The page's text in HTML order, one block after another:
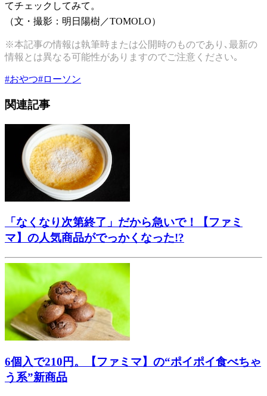
てチェックしてみて。
（文・撮影：明日陽樹／TOMOLO）
※本記事の情報は執筆時または公開時のものであり､最新の
情報とは異なる可能性がありますのでご注意ください｡
#おやつ#ローソン
関連記事
「なくなり次第終了」だから急いで！【ファミ
マ】の人気商品がでっかくなった!?
6個入で210円。【ファミマ】の“ポイポイ食べちゃ
う系”新商品